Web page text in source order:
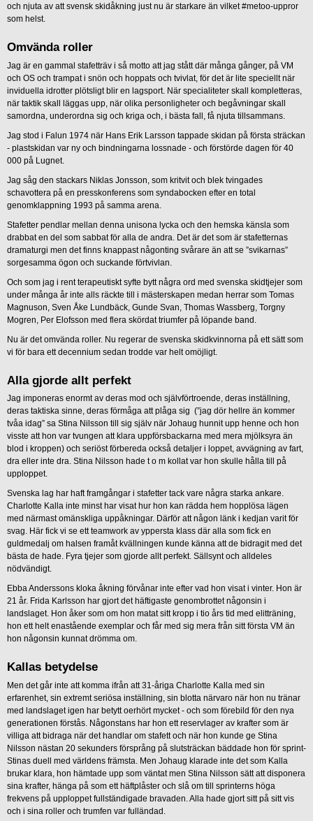
och njuta av att svensk skidåkning just nu är starkare än vilket #metoo-uppror
som helst.
Omvända roller
Jag är en gammal stafetträv i så motto att jag stått där många gånger, på VM
och OS och trampat i snön och hoppats och tvivlat, för det är lite speciellt när
inviduella idrotter plötsligt blir en lagsport. När specialiteter skall kompletteras,
när taktik skall läggas upp, när olika personligheter och begåvningar skall
samordna, underordna sig och kriga och, i bästa fall, få njuta tillsammans.
Jag stod i Falun 1974 när Hans Erik Larsson tappade skidan på första sträckan
- plastskidan var ny och bindningarna lossnade - och förstörde dagen för 40
000 på Lugnet.
Jag såg den stackars Niklas Jonsson, som kritvit och blek tvingades
schavottera på en presskonferens som syndabocken efter en total
genomklappning 1993 på samma arena.
Stafetter pendlar mellan denna unisona lycka och den hemska känsla som
drabbat en del som sabbat för alla de andra. Det är det som är stafetternas
dramaturgi men det finns knappast någonting svårare än att se ”svikarnas”
sorgesamma ögon och suckande förtvivlan.
Och som jag i rent terapeutiskt syfte bytt några ord med svenska skidtjejer som
under många år inte alls räckte till i mästerskapen medan herrar som Tomas
Magnuson, Sven Åke Lundbäck, Gunde Svan, Thomas Wassberg, Torgny
Mogren, Per Elofsson med flera skördat triumfer på löpande band.
Nu är det omvända roller. Nu regerar de svenska skidkvinnorna på ett sätt som
vi för bara ett decennium sedan trodde var helt omöjligt.
Alla gjorde allt perfekt
Jag imponeras enormt av deras mod och självförtroende, deras inställning,
deras taktiska sinne, deras förmåga att plåga sig (”jag dör hellre än kommer
tvåa idag” sa Stina Nilsson till sig själv när Johaug hunnit upp henne och hon
visste att hon var tvungen att klara uppförsbackarna med mera mjölksyra än
blod i kroppen) och seriöst förbereda också detaljer i loppet, avvägning av fart,
dra eller inte dra. Stina Nilsson hade t o m kollat var hon skulle hålla till på
upploppet.
Svenska lag har haft framgångar i stafetter tack vare några starka ankare.
Charlotte Kalla inte minst har visat hur hon kan rädda hem hopplösa lägen
med närmast omänskliga uppåkningar. Därför att någon länk i kedjan varit för
svag. Här fick vi se ett teamwork av yppersta klass där alla som fick en
guldmedalj om halsen framåt kvällningen kunde känna att de bidragit med det
bästa de hade. Fyra tjejer som gjorde allt perfekt. Sällsynt och alldeles
nödvändigt.
Ebba Anderssons kloka åkning förvånar inte efter vad hon visat i vinter. Hon är
21 år. Frida Karlsson har gjort det häftigaste genombrottet någonsin i
landslaget. Hon åker som om hon matat sitt kropp i tio års tid med elitträning,
hon ett helt enastående exemplar och får med sig mera från sitt första VM än
hon någonsin kunnat drömma om.
Kallas betydelse
Men det går inte att komma ifrån att 31-åriga Charlotte Kalla med sin
erfarenhet, sin extremt seriösa inställning, sin blotta närvaro när hon nu tränar
med landslaget igen har betytt oerhört mycket - och som förebild för den nya
generationen förstås. Någonstans har hon ett reservlager av krafter som är
villiga att bidraga när det handlar om stafett och när hon kunde ge Stina
Nilsson nästan 20 sekunders försprång på slutsträckan bäddade hon för sprint-
Stinas duell med världens främsta. Men Johaug klarade inte det som Kalla
brukar klara, hon hämtade upp som väntat men Stina Nilsson sätt att disponera
sina krafter, hänga på som ett häftplåster och slå om till sprinterns höga
frekvens på upploppet fullständigade bravaden. Alla hade gjort sitt på sitt vis
och i sina roller och trumfen var fulländad.